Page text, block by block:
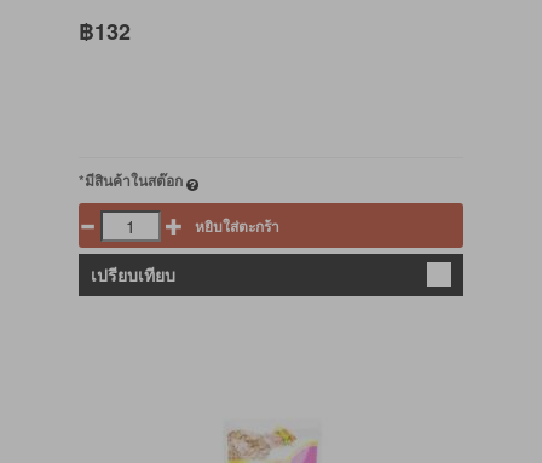
฿132
*มีสินค้าในสต๊อก
หยิบใส่ตะกร้า
เปรียบเทียบ